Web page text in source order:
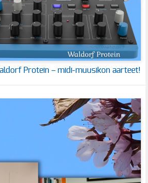
Protein – midi-muusikon aarteet!